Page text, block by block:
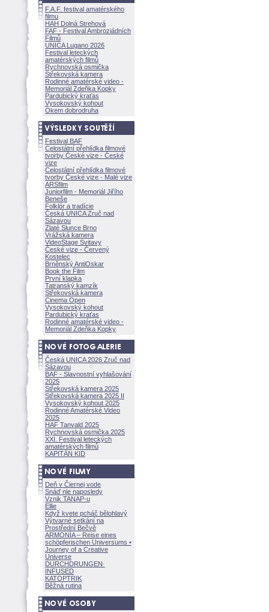
F.A.F. festival amatérského
filmu
HAH Dolná Strehov
FAF - Festival Ambroziádních
Filmů
UNICA Lugano 2026
Festival leteckých
amatérských filmů
Rychnovská osmička
Střekovská kamera
Rodinné amatérské video -
Memoriál Zdeňka Kopky
Pardubický kraťas
Vysokovský kohout
Okem dobrodruha
Festival BAF
Celostátní přehlídka filmové
tvorby České vize - České
vize
Celostátní přehlídka filmové
tvorby České vize - Malé vize
ARSfilm
Juniorfilm - Memoriál Jiřího
Beneše
Folklór a tradície
Česká UNICA Zruč nad
Sázavou
Zlaté Slunce Brno
Vrážská kamera
VideoStage Svitavy
České vize - Červený
Kostelec
Brněnský AntiOskar
Book the Film
První klapka
Tatranský kamzík
Střekovská kamera
Cinema Open
Vysokovský kohout
Pardubický kraťas
Rodinné amatérské video -
Memoriál Zdeňka Kopky
Česká UNICA 2026 Zruč nad
Sázavou
BAF - Slavnostní vyhlašování
2025
Střekovská kamera 2025
Střekovská kamera 2025 II
Vysokovský kohout 2025
Rodinné Amatérské Video
2025
HAF Tanvald 2025
Rychnovská osmička 2025
XXI. Festival leteckých
amatérských filmů
KAPITÁN KID
Deň v Čiernej vode
Snáď nie naposledy
Vznik TANAP-u
Ellie
Když kvete pcháč bělohlavý
Výtvarné setkání na
Prostřední Bečvě
ARMONÍA – Reise eines
schöpferischen Universums •
Journey of a Creative
Universe
DURCHDRUNGEN·
INFUSED
KATOPTRIK
Běžná rutina